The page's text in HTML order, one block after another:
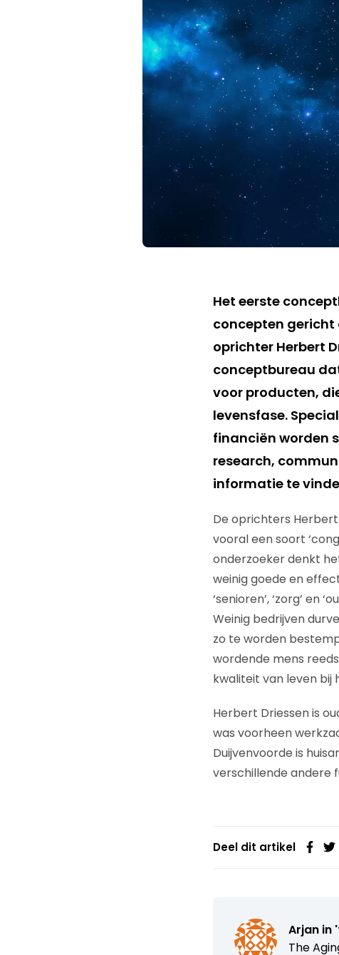
Het eerste
concepten gericht
oprichter Herbert
conceptbureau
voor producten,
levensfase.
financiën worden
research,
informatie te
De oprichters
vooral een soort
onderzoeker denkt
weinig goede en
‘senioren’, ‘zorg’ en
Weinig bedrijven
zo te worden
wordende mens
kwaliteit van leven bij
Herbert Driessen is
was voorheen
Duijvenvoorde is
verschillende andere
Deel dit artikel
Arjan in
The